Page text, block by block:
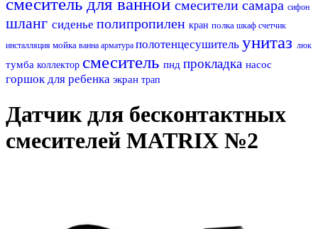
смесители самара сифон
шланг сиденье полипропилен кран полка шкаф счетчик
инсталляция мойка ванна арматура полотенцесушитель унитаз люк
тумба коллектор смеситель пнд прокладка насос
горшок для ребенка экран трап
Датчик для бесконтактных
смесителей MATRIX №2